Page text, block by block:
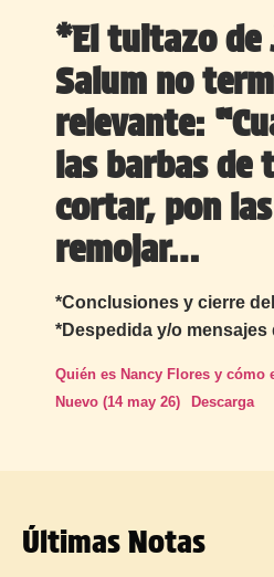
*El tuitazo de
Salum no
relevante:
las barbas de
cortar, pon
remojar…
*Conclusiones y cierre
*Despedida y/o mensajes
Quién es Nancy Flores y cómo
Nuevo (14 may 26)
Descarga
Últimas Notas